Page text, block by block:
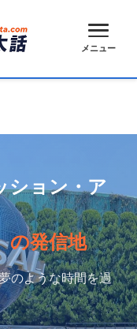
メニュー
ション・ア
の発信地
のような時間を過